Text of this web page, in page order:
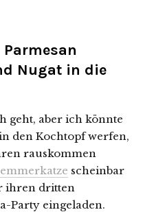
Nugat in die
geht, aber ich könnte
den Kochtopf werfen,
rauskommen
scheinbar
ihren dritten
Party eingeladen.